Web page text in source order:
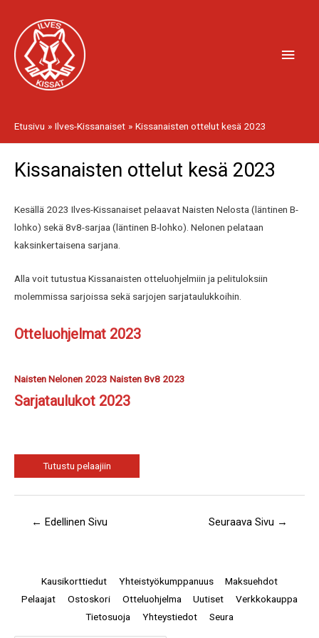
sisältöön
Etusivu Ilves-Kissanaiset Kissanaisten ottelut kesä 2023
Kissanaisten ottelut kesä 2023
Kesällä 2023 Ilves-Kissanaiset pelaavat Naisten Nelosta (läntinen B-
lohko) sekä 8v8-sarjaa (läntinen B-lohko). Nelonen pelataan
kaksinkertaisena sarjana.
Alla voit tutustua Kissanaisten otteluohjelmiin ja pelituloksiin
molemmissa sarjoissa sekä sarjojen sarjataulukkoihin.
Otteluohjelmat 2023
Naisten Nelonen 2023 Naisten 8v8 2023
Sarjataulukot 2023
Tutustu pelaajiin
Artikkelien
← Edellinen Sivu Seuraava Sivu →
Kausikorttiedut Yhteistyökumppanuus
Maksuehdot
Pelaajat
Ostoskori Otteluohjelma Uutiset
Verkkokauppa
Tietosuoja
Yhteystiedot Seura